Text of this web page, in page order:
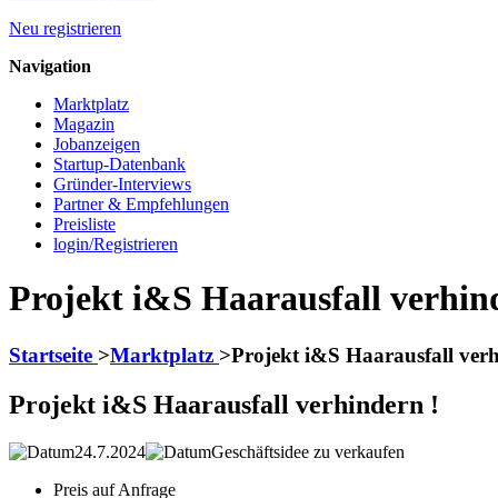
Neu registrieren
Navigation
Marktplatz
Magazin
Jobanzeigen
Startup-Datenbank
Gründer-Interviews
Partner & Empfehlungen
Preisliste
login/Registrieren
Projekt i&S Haarausfall
Startseite >Marktplatz >Projekt i&S Haarausfall
Projekt i&S Haarausfall verhindern !
24.7.2024
Geschäftsidee zu verkaufen
Preis auf Anfrage